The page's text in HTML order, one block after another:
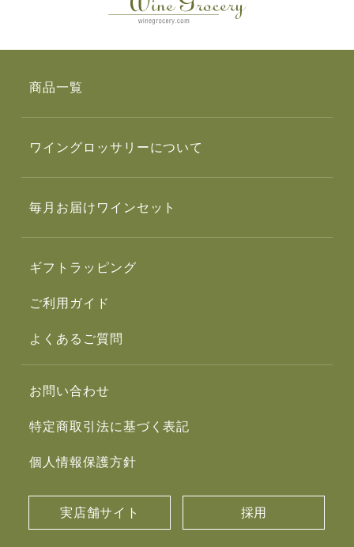
商品一覧
ワイングロッサリーについて
毎月お届けワインセット
ギフトラッピング
ご利用ガイド
よくあるご質問
お問い合わせ
特定商取引法に基づく表記
個人情報保護方針
実店舗サイト 採用